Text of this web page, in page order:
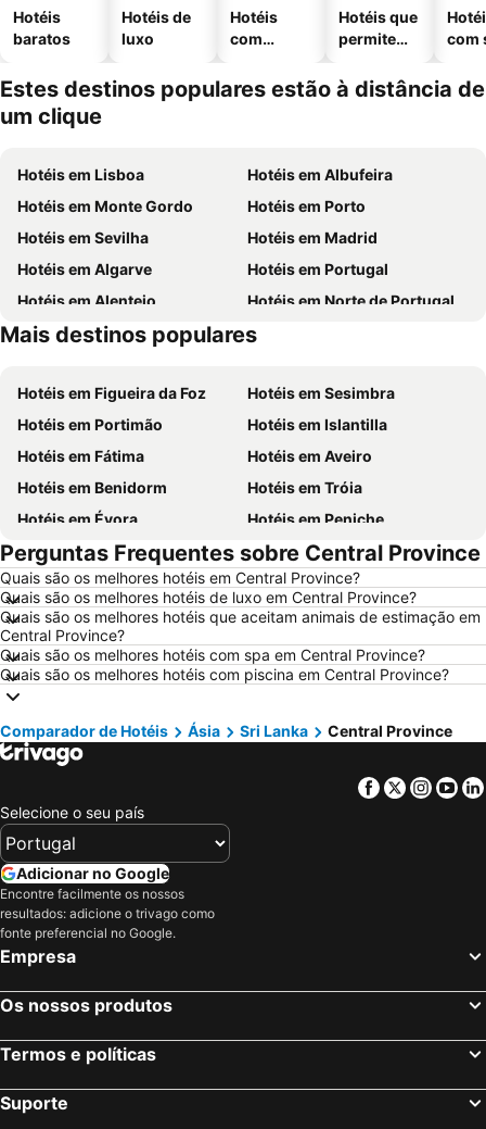
Hotéis
baratos
Hotéis de
luxo
Hotéis
com
Hotéis que
permitem
com
Estes destinos populares estão à distância de
um clique
Hotéis em Lisboa
Hotéis em Albufeira
Hotéis em Monte Gordo
Hotéis em Porto
Hotéis em Sevilha
Hotéis em Madrid
Hotéis em Algarve
Hotéis em Portugal
Hotéis em Alentejo
Hotéis em Norte de Portugal
Hotéis em Madeira
Hotéis em Espanha
Mais destinos populares
Hotéis em Figueira da Foz
Hotéis em Sesimbra
Hotéis em Portimão
Hotéis em Islantilla
Hotéis em Fátima
Hotéis em Aveiro
Hotéis em Benidorm
Hotéis em Tróia
Hotéis em Évora
Hotéis em Peniche
Hotéis em Porto Santo
Hotéis em Barcelona
Hotéis em Sangenjo
Hotéis em Nazaré
Hotéis em Vigo
Hotéis em Vila Nova de Milfontes
Hotéis em Isla Canela
Hotéis em Roma
Hotéis em Vilamoura
Hotéis em Centro de Portugal
Hotéis em Minorca
Hotéis em Galiza
Hotéis em Andaluzia
Hotéis em Douro
Hotéis em Ilha do Sal
Hotéis em Ibiza
Hotéis em Serra da Estrela
Hotéis em Costa da Luz
Hotéis em Gran Canaria
Hotéis em Costa de Almería
Perguntas Frequentes sobre Central Province
Quais são os melhores hotéis em Central Province?
Quais são os melhores hotéis de luxo em Central Province?
Quais são os melhores hotéis que aceitam animais de estimação em
Central Province?
Quais são os melhores hotéis com spa em Central Province?
Quais são os melhores hotéis com piscina em Central Province?
Comparador de Hotéis Ásia Sri Lanka Central Province
Facebook
Twitter
Selecione o seu país
Adicionar no Google
Encontre facilmente os nossos
resultados: adicione o trivago como
fonte preferencial no Google.
Empresa
Os nossos produtos
Termos e políticas
Suporte